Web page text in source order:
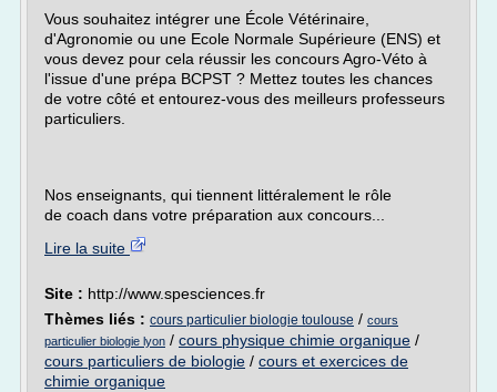
Vous souhaitez intégrer une École Vétérinaire,
d'Agronomie ou une Ecole Normale Supérieure (ENS) et
vous devez pour cela réussir les concours Agro-Véto à
l'issue d'une prépa BCPST ? Mettez toutes les chances
de votre côté et entourez-vous des meilleurs professeurs
particuliers.
Nos enseignants, qui tiennent littéralement le rôle
de coach dans votre préparation aux concours...
Lire la suite
Site : http://www.spesciences.fr
Thèmes liés : cours particulier biologie toulouse / cours
particulier biologie lyon / cours physique chimie organique /
cours particuliers de biologie / cours et exercices de
chimie organique